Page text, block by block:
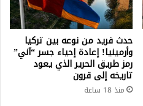
حدث فريد من نوعه بين تركيا
وأرمينيا! إعادة إحياء جسر “آني”
رمز طريق الحرير الذي يعود
تاريخه إلى قرون
منذ 18 ساعة